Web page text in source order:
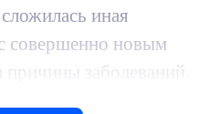
иная
совершенно новым
причины заболеваний.